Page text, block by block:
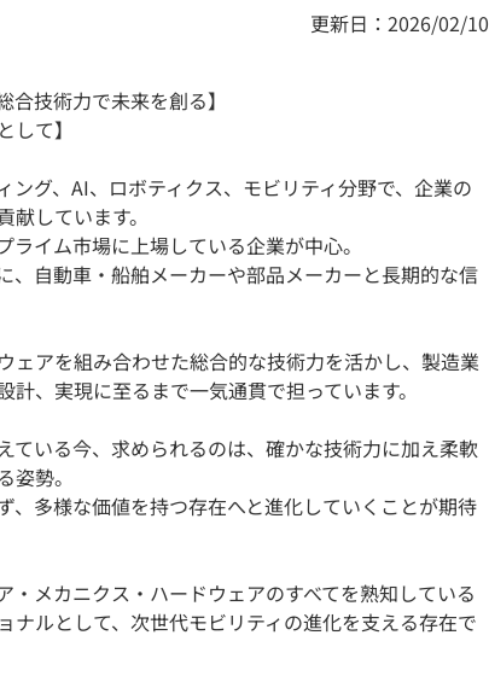
更新日：2026/02/10
技術力で未来を創る】
して】
グ、AI、ロボティクス、モビリティ分野で、企業の
しています。
イム市場に上場している企業が中心。
、自動車・船舶メーカーや部品メーカーと長期的な信
ェアを組み合わせた総合的な技術力を活かし、製造業
、実現に至るまで一気通貫で担っています。
ている今、求められるのは、確かな技術力に加え柔軟
勢。
、多様な価値を持つ存在へと進化していくことが期待
・メカニクス・ハードウェアのすべてを熟知している
ナルとして、次世代モビリティの進化を支える存在で